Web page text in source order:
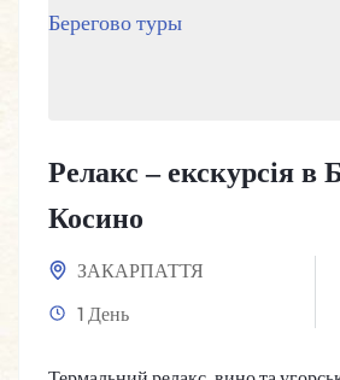
Релакс – екскурсія в
Косино
ЗАКАРПАТТЯ
1 День